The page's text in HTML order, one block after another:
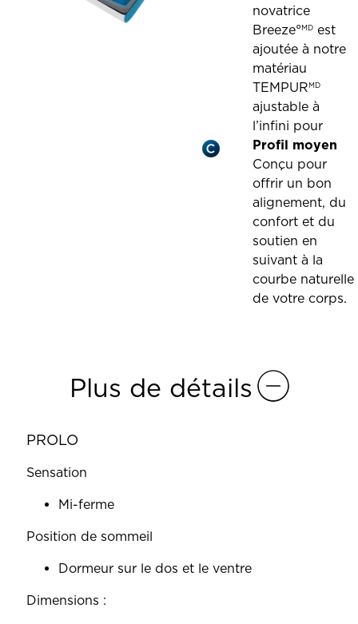
novatrice
Breeze°MD est
ajoutée à notre
matériau
TEMPURMD
ajustable à
l’infini pour
Profil moyen
Conçu pour
offrir un bon
alignement, du
confort et du
soutien en
suivant à la
courbe naturelle
de votre corps.
Plus de détails
PROLO
Sensation
Mi-ferme
Position de sommeil
Dormeur sur le dos et le ventre
Dimensions :